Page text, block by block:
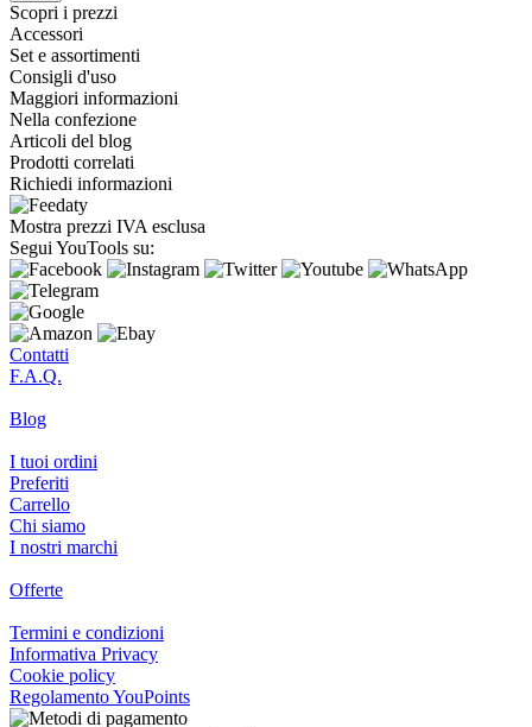
Scopri i prezzi
Accessori
Set e assortimenti
Consigli d'uso
Maggiori informazioni
Nella confezione
Articoli del blog
Prodotti correlati
Richiedi informazioni
Mostra prezzi IVA esclusa
Segui YouTools su:
Contatti
F.A.Q.
Blog
I tuoi ordini
Preferiti
Carrello
Chi siamo
I nostri marchi
Offerte
Termini e condizioni
Informativa Privacy
Cookie policy
Regolamento YouPoints